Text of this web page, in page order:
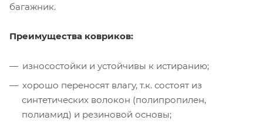
багажник.
Преимущества ковриков:
износостойки и устойчивы к истиранию;
хорошо переносят влагу, т.к. состоят из
синтетических волокон (полипропилен,
полиамид) и резиновой основы;